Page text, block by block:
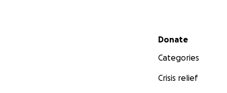
Secondary menu
Donate
Categories
Crisis relief